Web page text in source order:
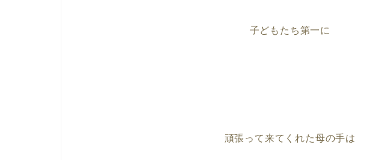
子どもたち第一に
頑張って来てくれた母の手は